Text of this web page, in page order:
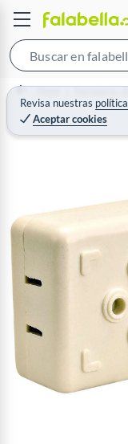
Revisa nuestras
Aceptar cookies
Home Ferretería -